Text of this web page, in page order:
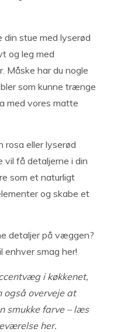
din stue med lyserød
og leg med
Måske har du nogle
som kunne trænge
med vores matte
eller lyserød
få detaljerne i din
som et naturligt
og skabe et
detaljer på væggen?
enhver smag her!
i køkkenet,
også overveje at
smukke farve – læs
her.